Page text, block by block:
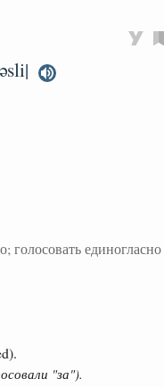
голосовать единогласно
"за").